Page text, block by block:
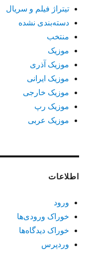
تیتراژ فیلم و سریال
دسته‌بندی نشده
منتخب
موزیک
موزیک آذری
موزیک ایرانی
موزیک خارجی
موزیک رپ
موزیک عربی
اطلاعات
ورود
خوراک ورودی‌ها
خوراک دیدگاه‌ها
وردپرس